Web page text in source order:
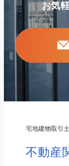
お気
宅地建物取引
不動産